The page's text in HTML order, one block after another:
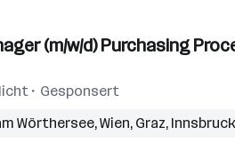
(m/w/d) Purchasing
Gesponsert
Wörthersee,Wien, Graz,